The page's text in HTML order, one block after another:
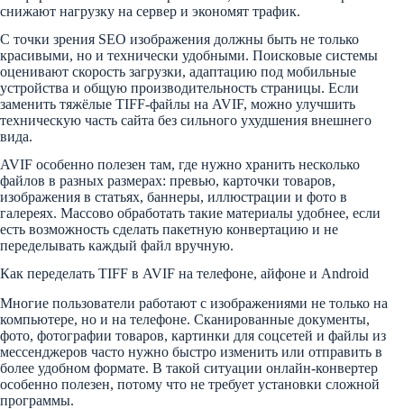
снижают нагрузку на сервер и экономят трафик.
С точки зрения SEO изображения должны быть не только
красивыми, но и технически удобными. Поисковые системы
оценивают скорость загрузки, адаптацию под мобильные
устройства и общую производительность страницы. Если
заменить тяжёлые TIFF-файлы на AVIF, можно улучшить
техническую часть сайта без сильного ухудшения внешнего
вида.
AVIF особенно полезен там, где нужно хранить несколько
файлов в разных размерах: превью, карточки товаров,
изображения в статьях, баннеры, иллюстрации и фото в
галереях. Массово обработать такие материалы удобнее, если
есть возможность сделать пакетную конвертацию и не
переделывать каждый файл вручную.
Как переделать TIFF в AVIF на телефоне, айфоне и Android
Многие пользователи работают с изображениями не только на
компьютере, но и на телефоне. Сканированные документы,
фото, фотографии товаров, картинки для соцсетей и файлы из
мессенджеров часто нужно быстро изменить или отправить в
более удобном формате. В такой ситуации онлайн-конвертер
особенно полезен, потому что не требует установки сложной
программы.